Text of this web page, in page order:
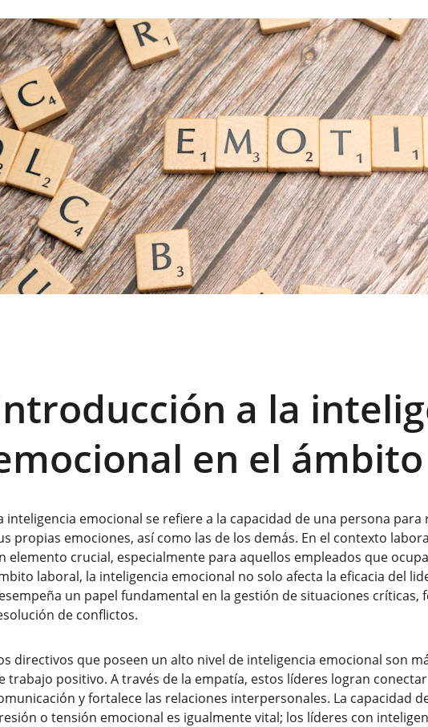
a la
en el
inteligencia emocional se refiere a la capacidad de una persona
propias emociones, así como las de los demás. En el contexto
elemento crucial, especialmente para aquellos empleados que
laboral, la inteligencia emocional no solo afecta la eficacia del
un papel fundamental en la gestión de situaciones
de conflictos.
directivos que poseen un alto nivel de inteligencia emocional son
trabajo positivo. A través de la empatía, estos líderes logran
y fortalece las relaciones interpersonales. La capacidad
o tensión emocional es igualmente vital; los líderes con